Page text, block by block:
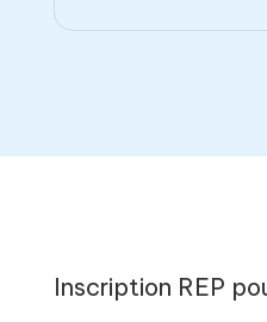
Inscription REP